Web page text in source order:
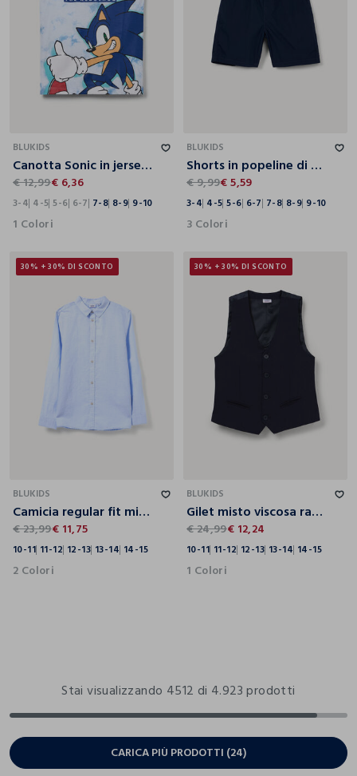
BLUKIDS
Canotta Sonic in jersey di puro cotone bambino
€ 12,99€ 6,36
3-4 4-5 5-6 6-7 7-8 8-9 9-10
1 Colori
BLUKIDS
Shorts in popeline di puro cotone bambino
€ 9,99€ 5,59
3-4 4-5 5-6 6-7 7-8 8-9 9-10
3 Colori
30% + 30% DI SCONTO
BLUKIDS
Camicia regular fit misto lino con colletto alla francese ragazzo
€ 23,99€ 11,75
10-11 11-12 12-13 13-14 14-15
2 Colori
30% + 30% DI SCONTO
BLUKIDS
Gilet misto viscosa ragazzo
€ 24,99€ 12,24
10-11 11-12 12-13 13-14 14-15
1 Colori
Stai visualizzando 4512 di 4.923 prodotti
CARICA PIÙ PRODOTTI (24)